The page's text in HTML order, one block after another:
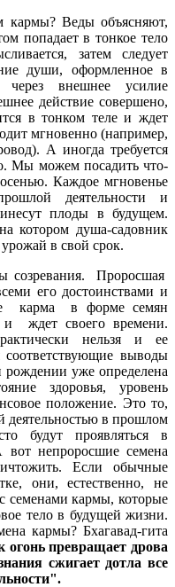
кармы? Веды объясняют,
попадает в тонкое тело
затем следует
души, оформленное в
через внешнее усилие
действие совершено,
в тонком теле и ждет
мгновенно (например,
А иногда требуется
Мы можем посадить что-
Каждое мгновенье
деятельности и
плоды в будущем.
котором душа-садовник
в свой срок.
созревания. Проросшая
его достоинствами и
карма в форме семян
ждет своего времени.
нельзя и ее
соответствующие выводы
уже определена
здоровья, уровень
положение. Это то,
деятельностью в прошлом
будут проявляться в
непроросшие семена
Если обычные
они, естественно, не
семенами кармы, которые
тело в будущей жизни.
кармы? Бхагавад-гита
огонь превращает дрова
сжигает дотла все